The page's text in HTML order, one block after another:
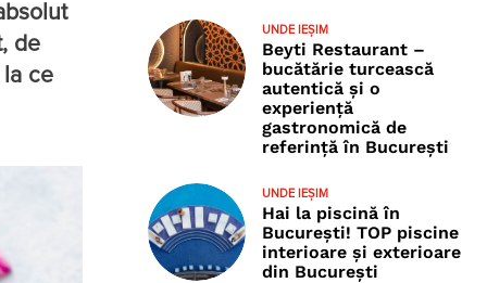
de
la ce
UNDE IEȘIM
Beyti Restaurant –
bucătărie turcească
autentică și o
experiență
gastronomică de
referință în București
UNDE IEȘIM
Hai la piscină în
București! TOP piscine
interioare și exterioare
din București